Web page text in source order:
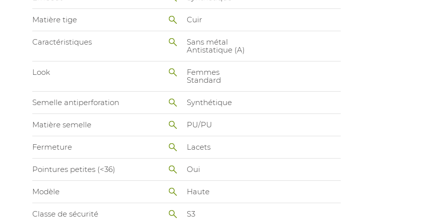
Matière tige Cuir
Caractéristiques
Sans métal
Antistatique (A)
Look
Femmes
Standard
Semelle antiperforation Synthétique
Matière semelle PU/PU
Fermeture Lacets
Pointures petites (<36) Oui
Modèle Haute
Classe de sécurité S3